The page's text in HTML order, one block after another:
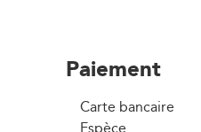
Paiement
Carte bancaire